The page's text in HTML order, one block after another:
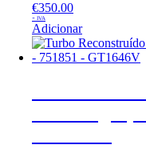
€350.00
+ IVA
Adicionar